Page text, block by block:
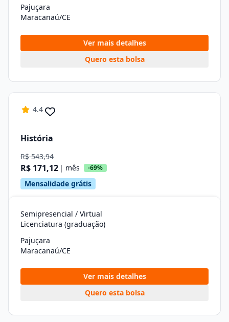
Pajuçara
Maracanaú/CE
Ver mais detalhes
Quero esta bolsa
4.4
História
R$ 543,94
R$ 171,12 | mês -69%
Mensalidade grátis
Semipresencial / Virtual
Licenciatura (graduação)
Pajuçara
Maracanaú/CE
Ver mais detalhes
Quero esta bolsa